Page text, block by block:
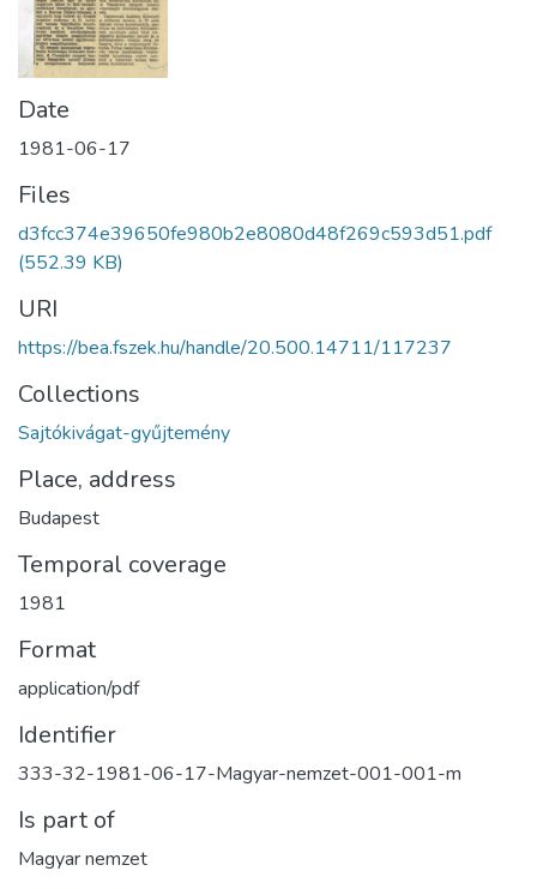
Date
1981-06-17
Files
d3fcc374e39650fe980b2e8080d48f269c593d51.pdf
(552.39 KB)
URI
https://bea.fszek.hu/handle/20.500.14711/117237
Collections
Sajtókivágat-gyűjtemény
Place, address
Budapest
Temporal coverage
1981
Format
application/pdf
Identifier
333-32-1981-06-17-Magyar-nemzet-001-001-m
Is part of
Magyar nemzet